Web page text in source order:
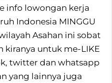
info lowongan kerja
Indonesia MINGGU
Asahan ini sobat
kiranya untuk me-LIKE
twitter dan whatsapp
yang lainnya juga